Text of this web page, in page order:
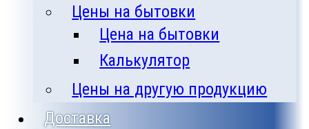
Цены на бытовки
Цена на бытовки
Калькулятор
Цены на другую продукцию
Доставка